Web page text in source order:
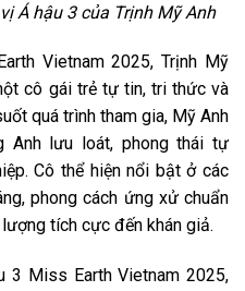
Á hậu 3 của Trịnh Mỹ Anh
Vietnam 2025, Trịnh Mỹ
cô gái trẻ tự tin, tri thức và
quá trình tham gia, Mỹ Anh
Anh lưu loát, phong thái tự
Cô thể hiện nổi bật ở các
phong cách ứng xử chuẩn
tích cực đến khán giả.
3 Miss Earth Vietnam 2025,